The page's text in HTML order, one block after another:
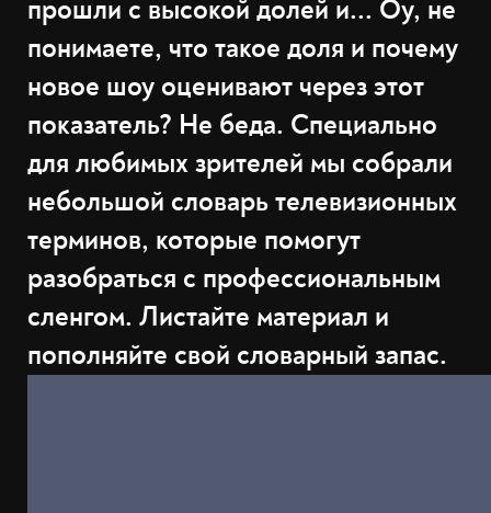
прошли с высокой долей и... Оу, не
понимаете, что такое доля и почему
новое шоу оценивают через этот
показатель? Не беда. Специально
для любимых зрителей мы собрали
небольшой словарь телевизионных
терминов, которые помогут
разобраться с профессиональным
сленгом. Листайте материал и
пополняйте свой словарный запас.